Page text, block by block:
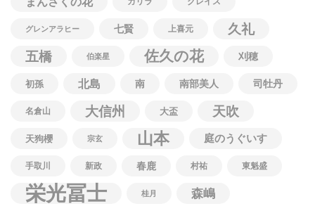
グレンアラヒー 七賢 上喜元
久礼
五橋
伯楽星 佐久の花 刈穂
初孫 北島 南 南部美人 司牡丹
名倉山 大信州 大盃 天吹
天狗櫻 宗玄 山本 庭のうぐいす
手取川 新政 春鹿 村祐 東魁盛
栄光冨士 桂月 森嶋